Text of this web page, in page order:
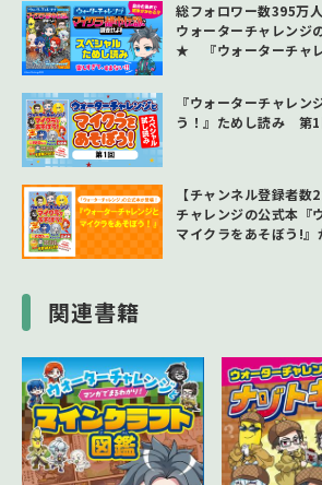
総フォロワー数395
ウォーターチャレンジ
★ 『ウォーターチャ
『ウォーターチャレン
う！』ためし読み 第
【チャンネル登録者
チャレンジの公式本『
マイクラをあそぼう!
関連書籍